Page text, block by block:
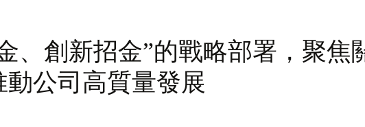
、創新招金”的戰略部署，聚焦
公司高質量發展